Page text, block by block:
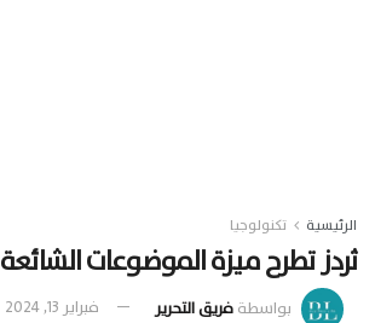
الرئيسية تكنولوجيا
ثردز تطرح ميزة الموضوعات الشائعة
بواسطةفريق التحرير فبراير 13, 2024